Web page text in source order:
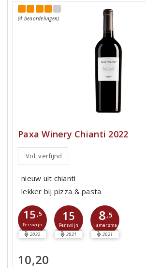
(4 beoordelingen)
Paxa Winery Chianti 2022
Vol, verfijnd
nieuw uit chianti
lekker bij pizza & pasta
15 ,5
Perswijn
2022
15
Perswijn
2021
8,5
Hamersma
2021
10,20